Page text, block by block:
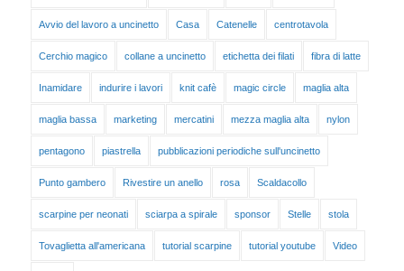
Avvio del lavoro a uncinetto Casa Catenelle centrotavola
Cerchio magico collane a uncinetto etichetta dei filati fibra di latte
Inamidare indurire i lavori knit cafè magic circle maglia alta
maglia bassa marketing mercatini mezza maglia alta nylon
pentagono piastrella pubblicazioni periodiche sull'uncinetto
Punto gambero Rivestire un anello rosa Scaldacollo
scarpine per neonati sciarpa a spirale sponsor Stelle stola
Tovaglietta all'americana tutorial scarpine tutorial youtube Video